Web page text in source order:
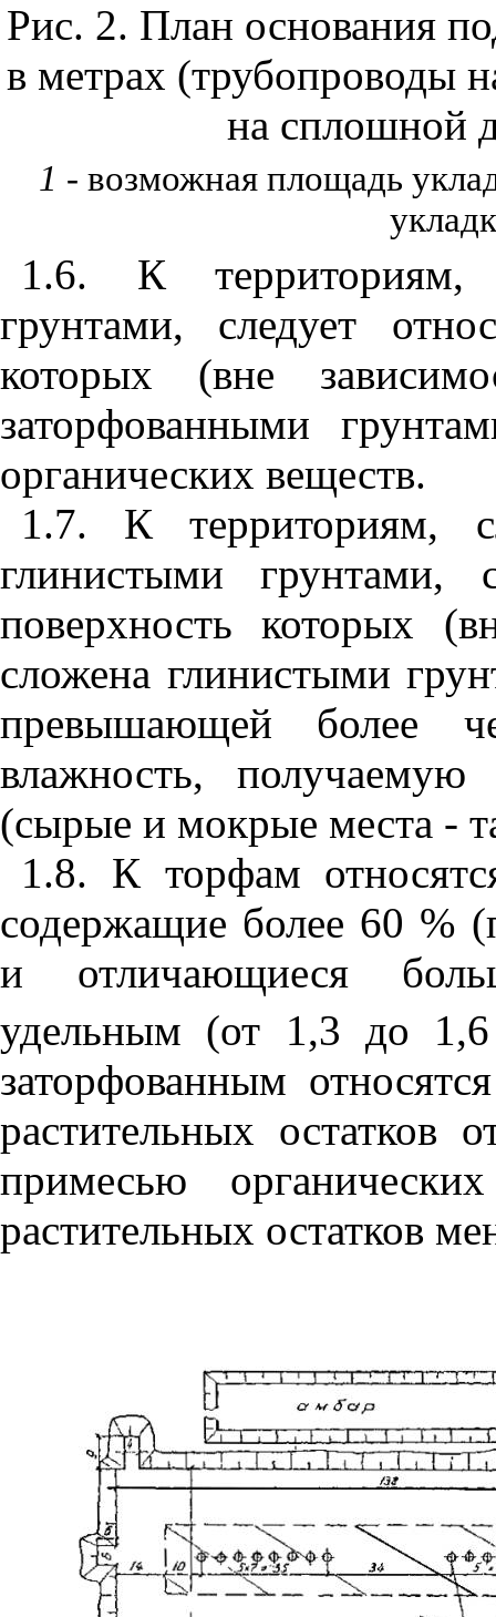
Рис. 2. План основания
в метрах (трубопроводы
на сплошной
1 - возможная площадь
1.6. К территориям,
грунтами, следует
которых (вне
заторфованными
органических веществ.
1.7. К территориям,
глинистыми грунтами,
поверхность которых
сложена глинистыми
превышающей более
влажность,
(сырые и мокрые места -
1.8. К торфам
содержащие более 60 %
и отличающиеся
удельным (от 1,3 до
заторфованным
растительных
примесью органи
растительных остатков